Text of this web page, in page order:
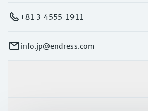
+81 3-4555-1911
info.jp@endress.com